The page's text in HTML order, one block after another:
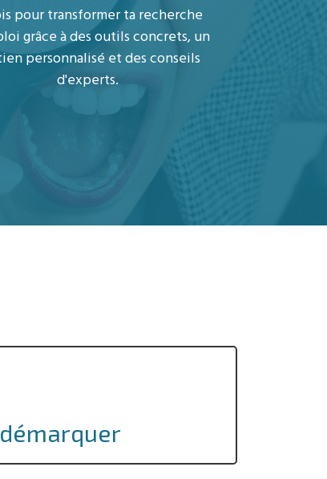
pour transformer ta recherche
grâce à des outils concrets, un
personnalisé et des conseils
d'experts.